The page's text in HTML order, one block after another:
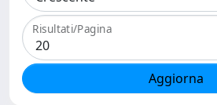
Risultati/Pagina